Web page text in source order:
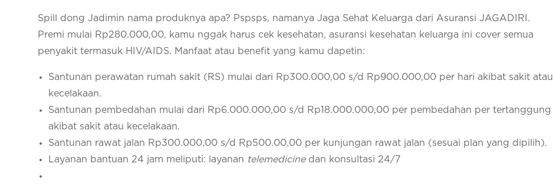
Spill dong Jadimin nama produknya apa? Pspsps, namanya Jaga Sehat Keluarga dari Asuransi JAGADIRI.
Premi mulai Rp280.000,00, kamu nggak harus cek kesehatan, asuransi kesehatan keluarga ini cover semua
penyakit termasuk HIV/AIDS. Manfaat atau benefit yang kamu dapetin:
Santunan perawatan rumah sakit (RS) mulai dari Rp300.000,00 s/d Rp900.000,00 per hari akibat sakit atau
kecelakaan.
Santunan pembedahan mulai dari Rp6.000.000,00 s/d Rp18.000.000,00 per pembedahan per tertanggung
akibat sakit atau kecelakaan.
Santunan rawat jalan Rp300.000,00 s/d Rp500.00,00 per kunjungan rawat jalan (sesuai plan yang dipilih).
Layanan bantuan 24 jam meliputi: layanan telemedicinedan konsultasi 24/7